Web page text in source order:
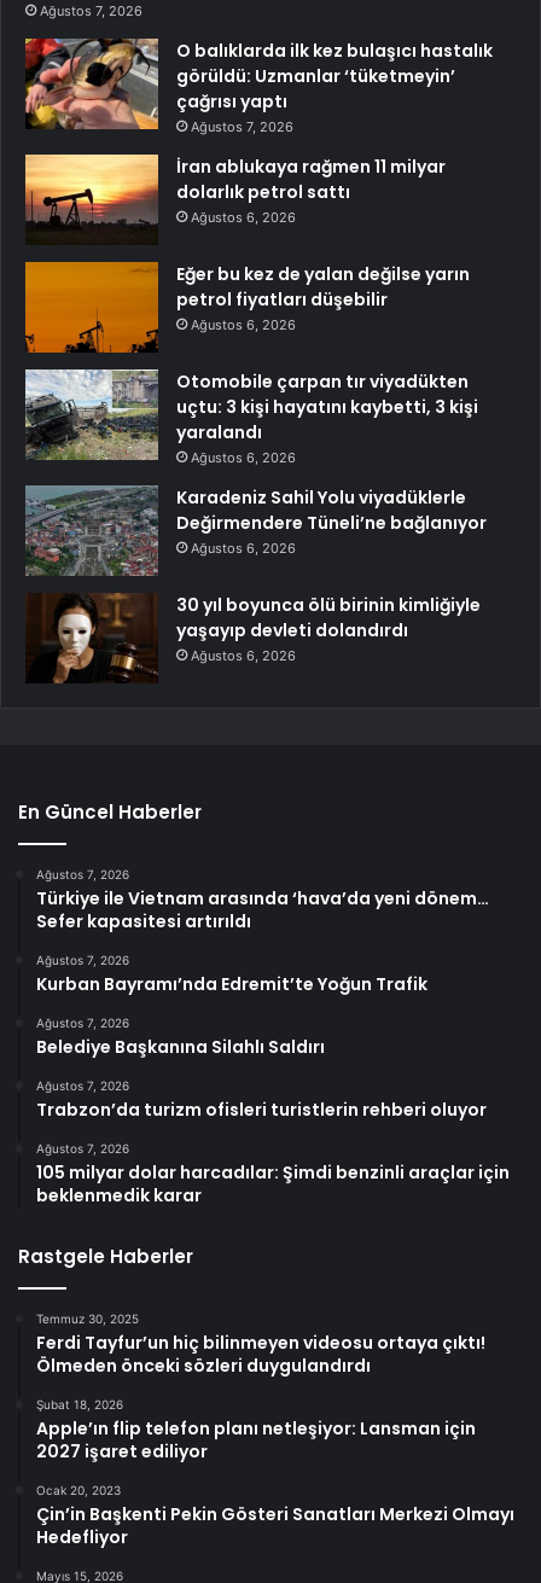
Ağustos 7, 2026
O balıklarda ilk kez bulaşıcı hastalık
görüldü: Uzmanlar ‘tüketmeyin’
çağrısı yaptı
Ağustos 7, 2026
İran ablukaya rağmen 11 milyar
dolarlık petrol sattı
Ağustos 6, 2026
Eğer bu kez de yalan değilse yarın
petrol fiyatları düşebilir
Ağustos 6, 2026
Otomobile çarpan tır viyadükten
uçtu: 3 kişi hayatını kaybetti, 3 kişi
yaralandı
Ağustos 6, 2026
Karadeniz Sahil Yolu viyadüklerle
Değirmendere Tüneli’ne bağlanıyor
Ağustos 6, 2026
30 yıl boyunca ölü birinin kimliğiyle
yaşayıp devleti dolandırdı
Ağustos 6, 2026
En Güncel Haberler
Ağustos 7, 2026
Türkiye ile Vietnam arasında ‘hava’da yeni dönem…
Sefer kapasitesi artırıldı
Ağustos 7, 2026
Kurban Bayramı’nda Edremit’te Yoğun Trafik
Ağustos 7, 2026
Belediye Başkanına Silahlı Saldırı
Ağustos 7, 2026
Trabzon’da turizm ofisleri turistlerin rehberi oluyor
Ağustos 7, 2026
105 milyar dolar harcadılar: Şimdi benzinli araçlar için
beklenmedik karar
Rastgele Haberler
Temmuz 30, 2025
Ferdi Tayfur’un hiç bilinmeyen videosu ortaya çıktı!
Ölmeden önceki sözleri duygulandırdı
Şubat 18, 2026
Apple’ın flip telefon planı netleşiyor: Lansman için
2027 işaret ediliyor
Ocak 20, 2023
Çin’in Başkenti Pekin Gösteri Sanatları Merkezi Olmayı
Hedefliyor
Mayıs 15, 2026